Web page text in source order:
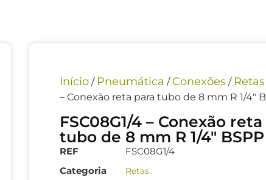
Início/ Pneumática / Conexões/ Retas
– Conexão reta para tubo de 8 mm R 1/4″
FSC08G1/4 – Conexão
tubo de 8 mm R 1/4″ BSPP
REF
FSC08G1/4
Categoria
Retas